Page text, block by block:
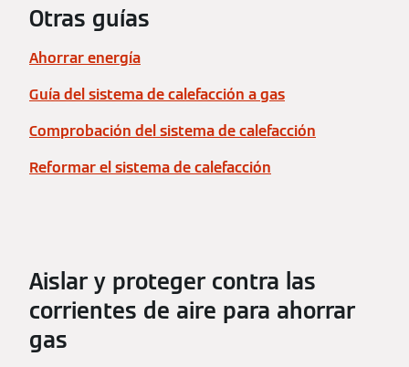
Otras guías
Ahorrar energía
Guía del sistema de calefacción a gas
Comprobación del sistema de calefacción
Reformar el sistema de calefacción
Aislar y proteger contra las
corrientes de aire para ahorrar
gas